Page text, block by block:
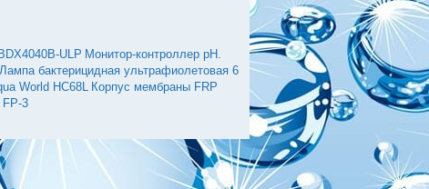
ULP Монитор-контроллер рН.
Лампа бактерицидная ультрафиолетовая 6
World HC68L Корпус мембраны FRP
3